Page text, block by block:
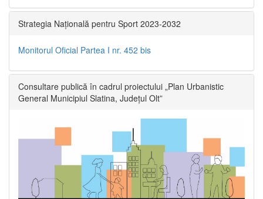
Strategia Națională pentru Sport 2023-2032
Monitorul Oficial Partea I nr. 452 bis
Consultare publică în cadrul proiectului „Plan Urbanistic
General Municipiul Slatina, Județul Olt”